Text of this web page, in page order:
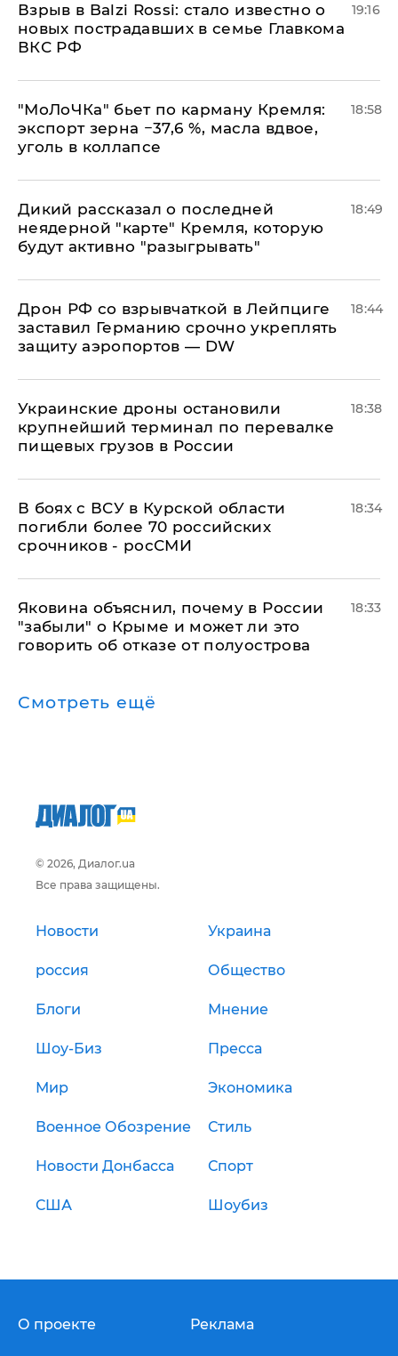
Взрыв в Balzi Rossi: стало известно о
новых пострадавших в семье Главкома
ВКС РФ
19:16
​"МоЛоЧКа" бьет по карману Кремля:
экспорт зерна −37,6 %, масла вдвое,
уголь в коллапсе
18:58
Дикий рассказал о последней
неядерной "карте" Кремля, которую
будут активно "разыгрывать"
18:49
​Дрон РФ со взрывчаткой в Лейпциге
заставил Германию срочно укреплять
защиту аэропортов — DW
18:44
Украинские дроны остановили
крупнейший терминал по перевалке
пищевых грузов в России
18:38
В боях с ВСУ в Курской области
погибли более 70 российских
срочников - росСМИ
18:34
Яковина объяснил, почему в России
"забыли" о Крыме и может ли это
говорить об отказе от полуострова
18:33
Смотреть ещё
© 2026, Диалог.ua
Все права защищены.
Новости Украина
россия Общество
Блоги Мнение
Шоу-Биз Пресса
Мир Экономика
Военное Обозрение Стиль
Новости Донбасса Спорт
США Шоубиз
О проекте Реклама